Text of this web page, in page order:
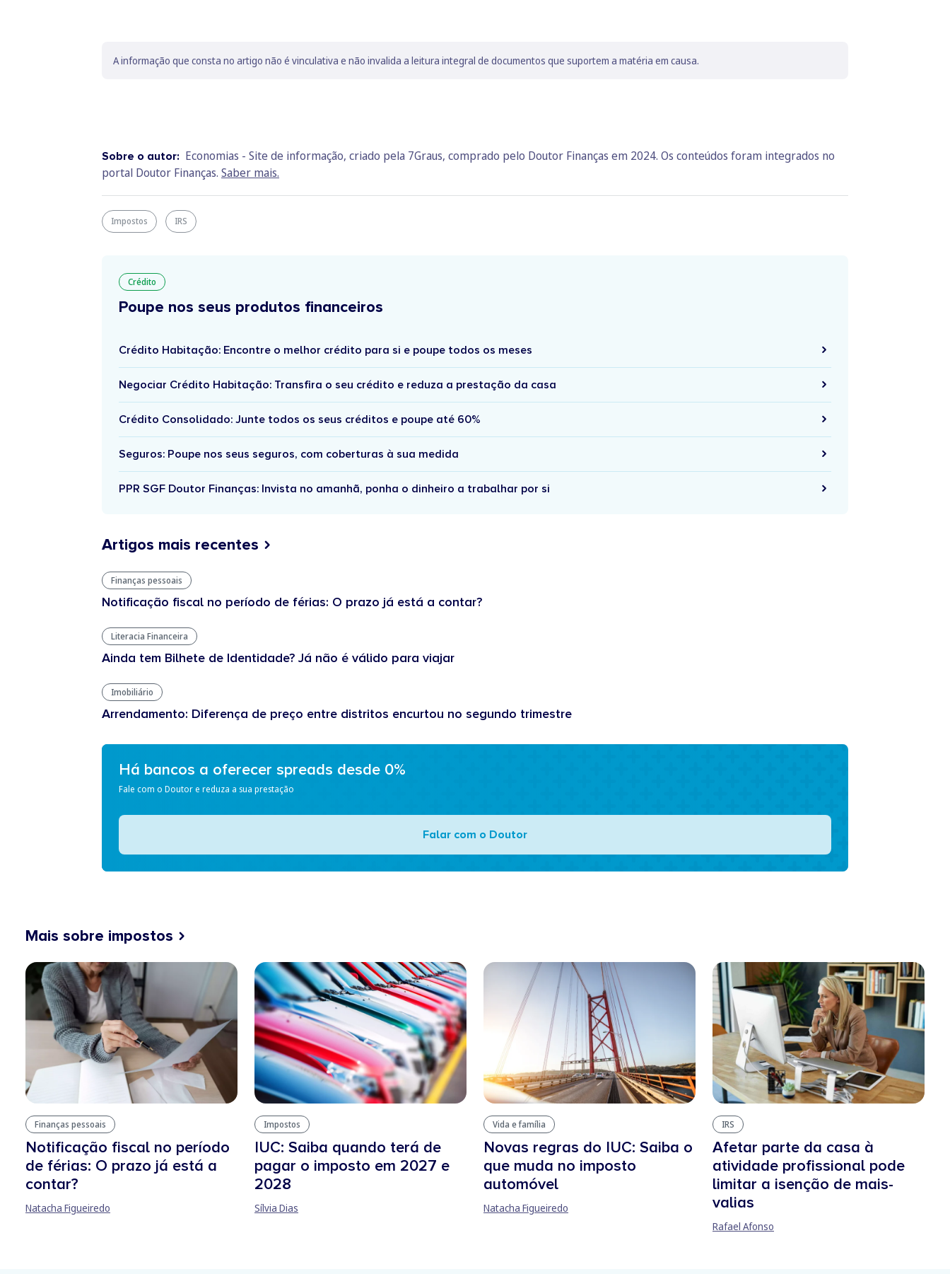
A informação que consta no artigo não é vinculativa e não invalida a leitura integral de documentos que suportem a matéria em causa.
Sobre o autor: Economias - Site de informação, criado pela 7Graus, comprado pelo Doutor Finanças em 2024. Os conteúdos foram integrados no
portal Doutor Finanças. Saber mais.
Impostos IRS
Crédito
Poupe nos seus produtos financeiros
Crédito Habitação: Encontre o melhor crédito para si e poupe todos os meses
Negociar Crédito Habitação: Transfira o seu crédito e reduza a prestação da casa
Crédito Consolidado: Junte todos os seus créditos e poupe até 60%
Seguros: Poupe nos seus seguros, com coberturas à sua medida
PPR SGF Doutor Finanças: Invista no amanhã, ponha o dinheiro a trabalhar por si
Artigos mais recentes
Finanças pessoais
Notificação fiscal no período de férias: O prazo já está a contar?
Literacia Financeira
Ainda tem Bilhete de Identidade? Já não é válido para viajar
Imobiliário
Arrendamento: Diferença de preço entre distritos encurtou no segundo trimestre
Há bancos a oferecer spreads desde 0%
Fale com o Doutor e reduza a sua prestação
Falar com o Doutor
Mais sobre impostos
Finanças pessoais
Notificação fiscal no período
de férias: O prazo já está a
contar?
Natacha Figueiredo
Impostos
IUC: Saiba quando terá de
pagar o imposto em 2027 e
2028
Sílvia Dias
Vida e família
Novas regras do IUC: Saiba o
que muda no imposto
automóvel
Natacha Figueiredo
IRS
Afetar parte da casa à
atividade profissional pode
limitar a isenção de mais-
valias
Rafael Afonso